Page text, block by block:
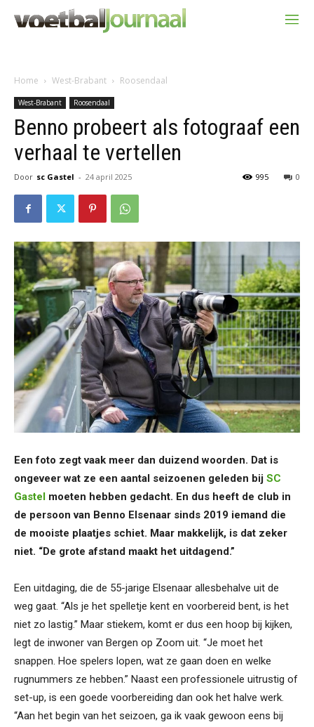
Home West-Brabant Roosendaal
West-Brabant Roosendaal
Benno probeert als fotograaf een
verhaal te vertellen
Door sc Gastel - 24 april 2025 0
995
Een foto zegt vaak meer dan duizend woorden. Dat is
ongeveer wat ze een aantal seizoenen geleden bij SC
Gastel moeten hebben gedacht. En dus heeft de club in
de persoon van Benno Elsenaar sinds 2019 iemand die
de mooiste plaatjes schiet. Maar makkelijk, is dat zeker
niet. “De grote afstand maakt het uitdagend.”
Een uitdaging, die de 55-jarige Elsenaar allesbehalve uit de
weg gaat. “Als je het spelletje kent en voorbereid bent, is het
niet zo lastig.” Maar stiekem, komt er dus een hoop bij kijken,
legt de inwoner van Bergen op Zoom uit. “Je moet het
snappen. Hoe spelers lopen, wat ze gaan doen en welke
rugnummers ze hebben.” Naast een professionele uitrustig of
set-up, is een goede voorbereiding dan ook het halve werk.
“Aan het begin van het seizoen, ga ik vaak gewoon eens bij